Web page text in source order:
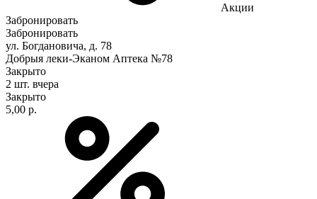
Акции
Забронировать
Забронировать
ул. Богдановича, д. 78
Добрыя леки-Эканом Аптека №78
Закрыто
2 шт. вчера
Закрыто
5,00 р.